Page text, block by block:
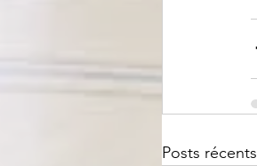
Posts récents